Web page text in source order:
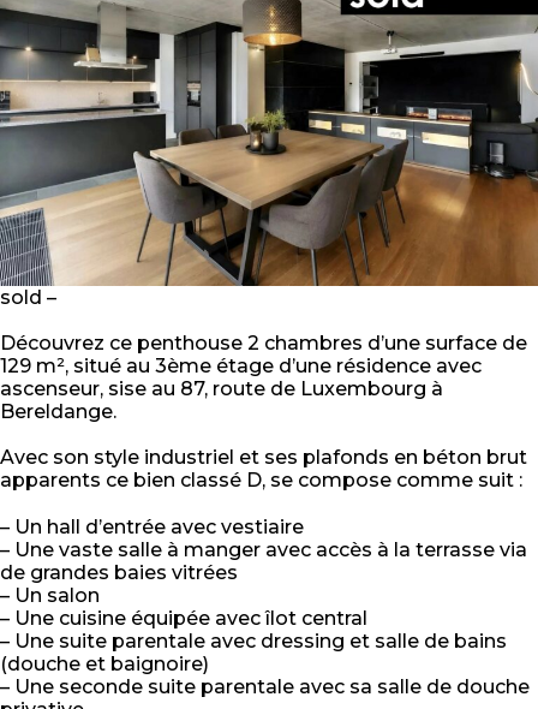
sold –
Découvrez ce penthouse 2 chambres d’une surface de
129 m², situé au 3ème étage d’une résidence avec
ascenseur, sise au 87, route de Luxembourg à
Bereldange.
Avec son style industriel et ses plafonds en béton brut
apparents ce bien classé D, se compose comme suit :
– Un hall d’entrée avec vestiaire
– Une vaste salle à manger avec accès à la terrasse via
de grandes baies vitrées
– Un salon
– Une cuisine équipée avec îlot central
– Une suite parentale avec dressing et salle de bains
(douche et baignoire)
– Une seconde suite parentale avec sa salle de douche